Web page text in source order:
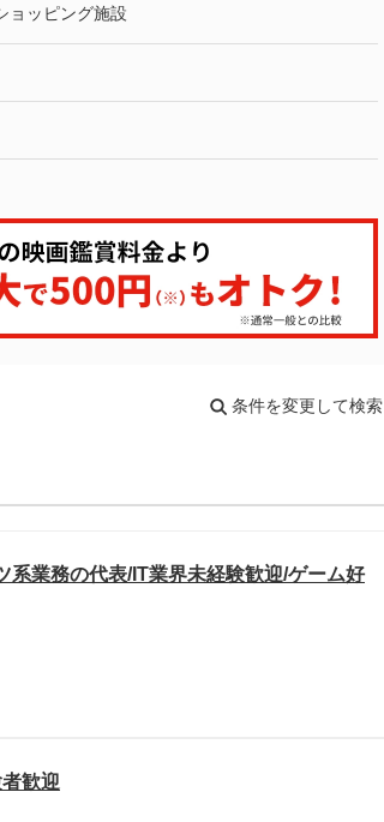
ョッピング施設
条件を変更して検索
系業務の代表/IT業界未経験歓迎/ゲーム好
歓迎